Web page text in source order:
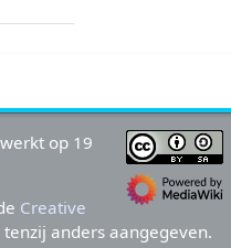
op 19
Creative
tenzij anders aangegeven.